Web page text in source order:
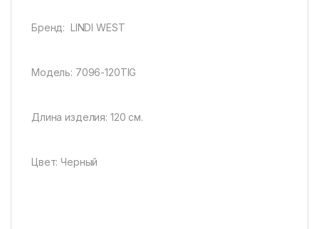
Бренд: LINDI WEST
Модель: 7096-120TIG
Длина изделия: 120 см.
Цвет: Черный